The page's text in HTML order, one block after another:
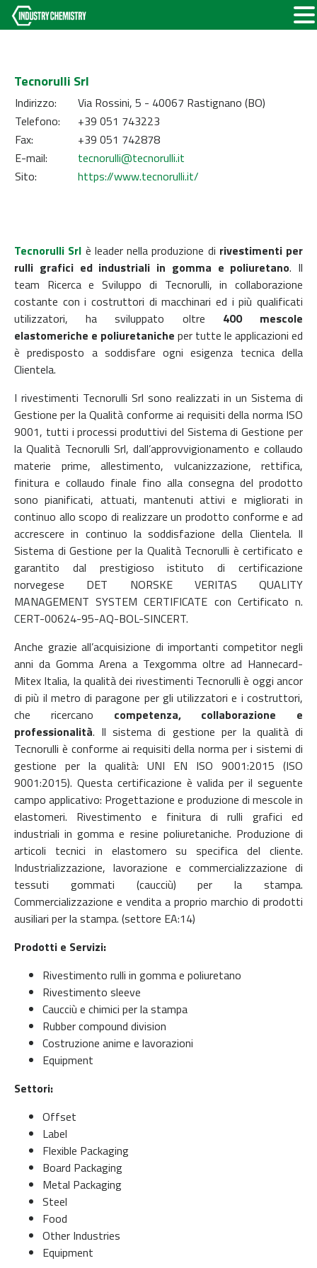
Tecnorulli Srl
Indirizzo:
Via Rossini, 5 - 40067 Rastignano (BO)
Telefono:
+39 051 743223
Fax:
+39 051 742878
E-mail:
tecnorulli@tecnorulli.it
Sito:
https://www.tecnorulli.it/
Tecnorulli Srl è leader nella produzione di rivestimenti per
rulli grafici ed industriali in gomma e poliuretano. Il
team Ricerca e Sviluppo di Tecnorulli, in collaborazione
costante con i costruttori di macchinari ed i più qualificati
utilizzatori, ha sviluppato oltre 400 mescole
elastomeriche e poliuretaniche per tutte le applicazioni ed
è predisposto a soddisfare ogni esigenza tecnica della
Clientela.
I rivestimenti Tecnorulli Srl sono realizzati in un Sistema di
Gestione per la Qualità conforme ai requisiti della norma ISO
9001, tutti i processi produttivi del Sistema di Gestione per
la Qualità Tecnorulli Srl, dall’approvvigionamento e collaudo
materie prime, allestimento, vulcanizzazione, rettifica,
finitura e collaudo finale fino alla consegna del prodotto
sono pianificati, attuati, mantenuti attivi e migliorati in
continuo allo scopo di realizzare un prodotto conforme e ad
accrescere in continuo la soddisfazione della Clientela. Il
Sistema di Gestione per la Qualità Tecnorulli è certificato e
garantito dal prestigioso istituto di certificazione
norvegese DET NORSKE VERITAS QUALITY
MANAGEMENT SYSTEM CERTIFICATE con Certificato n.
CERT-00624-95-AQ-BOL-SINCERT.
Anche grazie all’acquisizione di importanti competitor negli
anni da Gomma Arena a Texgomma oltre ad Hannecard-
Mitex Italia, la qualità dei rivestimenti Tecnorulli è oggi ancor
di più il metro di paragone per gli utilizzatori e i costruttori,
che ricercano competenza, collaborazione e
professionalità. Il sistema di gestione per la qualità di
Tecnorulli è conforme ai requisiti della norma per i sistemi di
gestione per la qualità: UNI EN ISO 9001:2015 (ISO
9001:2015). Questa certificazione è valida per il seguente
campo applicativo: Progettazione e produzione di mescole in
elastomeri. Rivestimento e finitura di rulli grafici ed
industriali in gomma e resine poliuretaniche. Produzione di
articoli tecnici in elastomero su specifica del cliente.
Industrializzazione, lavorazione e commercializzazione di
tessuti gommati (caucciù) per la stampa.
Commercializzazione e vendita a proprio marchio di prodotti
ausiliari per la stampa. (settore EA:14)
Prodotti e Servizi:
Rivestimento rulli in gomma e poliuretano
Rivestimento sleeve
Caucciù e chimici per la stampa
Rubber compound division
Costruzione anime e lavorazioni
Equipment
Settori:
Offset
Label
Flexible Packaging
Board Packaging
Metal Packaging
Steel
Food
Other Industries
Equipment